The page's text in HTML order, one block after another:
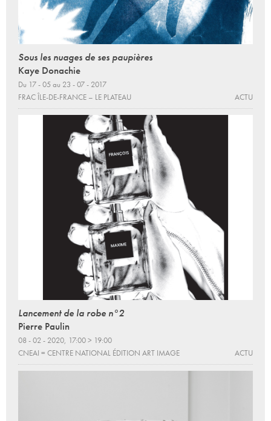
Sous les nuages de ses paupières
Kaye Donachie
Du 17 - 05 au 23 - 07 - 2017
FRAC ÎLE-DE-FRANCE – LE PLATEAU
ACTU
Lancement de la robe n°2
Pierre Paulin
08 - 02 - 2020, 17:00 > 19:00
CNEAI = CENTRE NATIONAL ÉDITION ART IMAGE
ACTU